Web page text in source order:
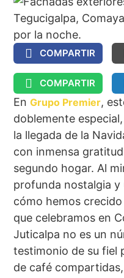
COMPARTIR
COMPARTIR
EnGrupo Premier,
doblemente
la llegada de la
con inmensa
segundo hogar. Al
profunda nostalgia
cómo hemos
que celebramos en
Juticalpa no es un
testimonio de su fiel
de café